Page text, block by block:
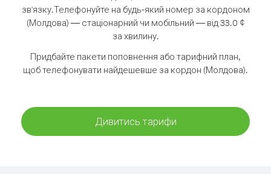
зв'язку.Телефонуйте на будь-який номер за кордоном
(Молдова) — стаціонарний чи мобільний — від 33.0 ¢
за хвилину.
Придбайте пакети поповнення або тарифний план,
щоб телефонувати найдешевше за кордон (Молдова).
Дивитись тарифи